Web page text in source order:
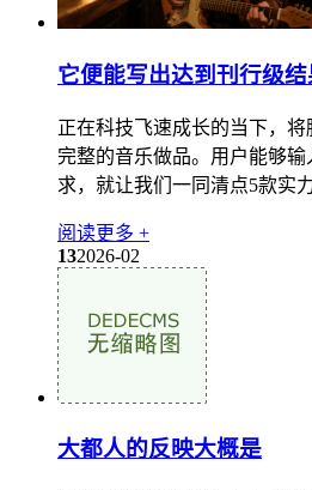
它便能写出达到刊行级结
正在科技飞速成长的当下，
完整的音乐做品。用户能够
求，就让我们一同清点5款实
阅读更多 +
132026-02
大都人的反映大概是